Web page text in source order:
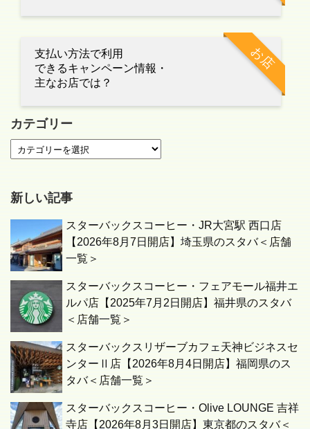
お店
支払い方法で利用
できるキャンペーン情報・
主なお店では？
カテゴリー
新しい記事
スターバックスコーヒー・JR大宮駅 西口店
【2026年8月7日開店】埼玉県のスタバ＜店舗
一覧＞
スターバックスコーヒー・フェアモール福井エ
ルパ店【2025年7月2日開店】福井県のスタバ
＜店舗一覧＞
スターバックスリザーブカフェ天神ビジネスセ
ンターⅡ店【2026年8月4日開店】福岡県のス
タバ＜店舗一覧＞
スターバックスコーヒー・Olive LOUNGE 吉祥
寺店【2026年8月3日開店】東京都のスタバ＜